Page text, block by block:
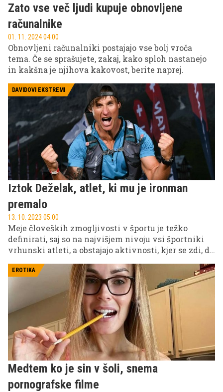
Zato vse več ljudi kupuje obnovljene
računalnike
01. 11. 2024 04.00
Obnovljeni računalniki postajajo vse bolj vroča
tema. Če se sprašujete, zakaj, kako sploh nastanejo
in kakšna je njihova kakovost, berite naprej.
DAVIDOVI EKSTREMI
Iztok Deželak, atlet, ki mu je ironman
premalo
13. 10. 2023 05.00
Meje človeških zmogljivosti v športu je težko
definirati, saj so na najvišjem nivoju vsi športniki
vrhunski atleti, a obstajajo aktivnosti, kjer se zdi, da
na primer na zadnji tekmi svetovnega pokala v
trojnem ironmanu do cilja pritekel po 45 urah, po
tem, ko je v vodi, na kolesu in nogah premagal 677
kilometrov.
EROTIKA
Medtem ko je sin v šoli, snema
pornografske filme